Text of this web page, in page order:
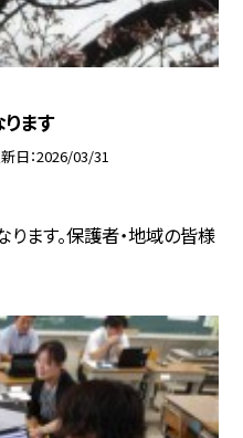
ます
日 2026/03/31
ます。保護者・地域の皆様